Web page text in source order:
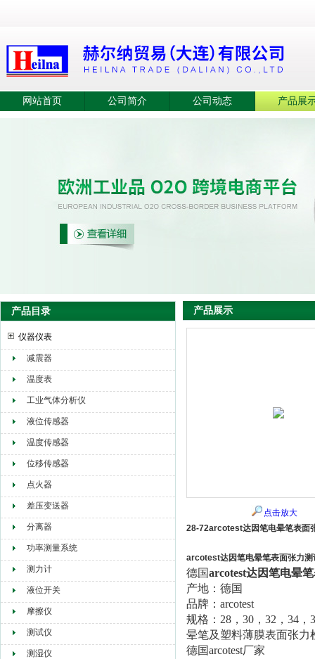
赫尔纳贸易（大连）有限公司
网站首页 公司简介 公司动态 产品展
产品目录
仪器仪表
减震器
温度表
工业气体分析仪
液位传感器
温度传感器
位移传感器
点火器
差压变送器
分离器
功率测量系统
测力计
液位开关
摩擦仪
测试仪
测湿仪
产品展示
点击放大
28-72arcotest达因笔电晕笔表面
arcotest达因笔电晕笔表面张力测
德国arcotest达因笔电晕
产地：德国
品牌：arcotest
规格：28，30，32，34，
晕笔及塑料薄膜表面张力
德国arcotest厂家